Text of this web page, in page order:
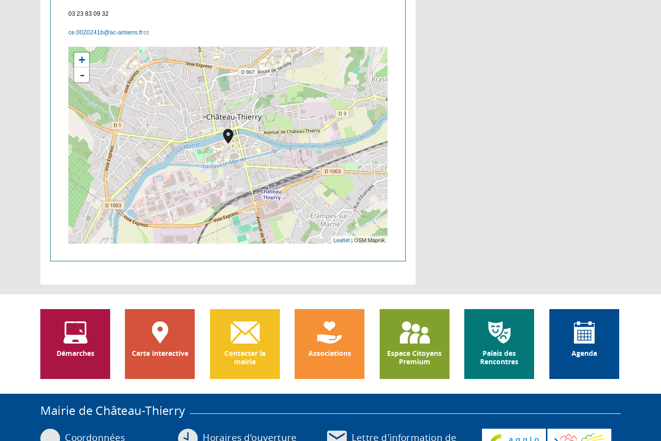
03 23 83 09 32
ce.0020241b@ac-amiens.fr(link
e-
mail)
+
-
Leaflet| OSM Mapnik
Démarches Carte interactive
Contacter la
mairie
Associations
Espace Citoyens
Premium
Palais des
Rencontres
Agenda
Mairie de Château-Thierry
Coordonnées Horaires d'ouverture Lettre d'information de